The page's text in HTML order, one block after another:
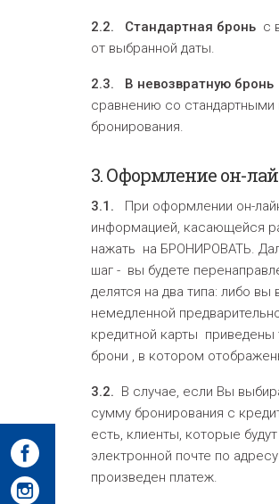
2.2. Стандартная бронь с
от выбранной даты.
2.3. В невозвратную бронь
сравнению со стандартными
бронирования.
3.Оформление он-
3.1.
При оформлении он-
информацией, касающейся
нажать на БРОНИРОВАТЬ.
шаг - вы будете
делятся на два типа: либо
немедленной
кредитной карты приведены
брони , в котором
3.2. В случае, если Вы
сумму бронирования с
есть, клиенты, которые
электронной почте по адресу
произведен платеж.